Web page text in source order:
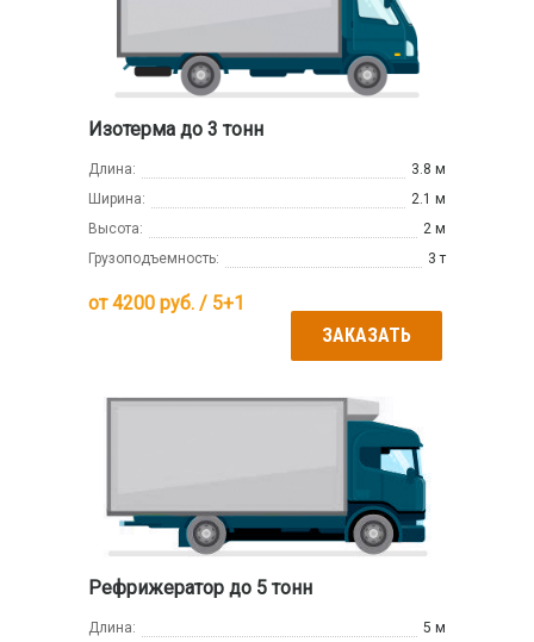
Изотерма до 3 тонн
Длина:
3.8 м
Ширина:
2.1 м
Высота:
2 м
Грузоподъемность:
3 т
от4200 руб. / 5+1
ЗАКАЗАТЬ
Рефрижератор до 5 тонн
Длина:
5 м